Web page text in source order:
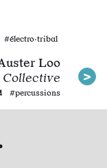
Loo
Collective
#percussions